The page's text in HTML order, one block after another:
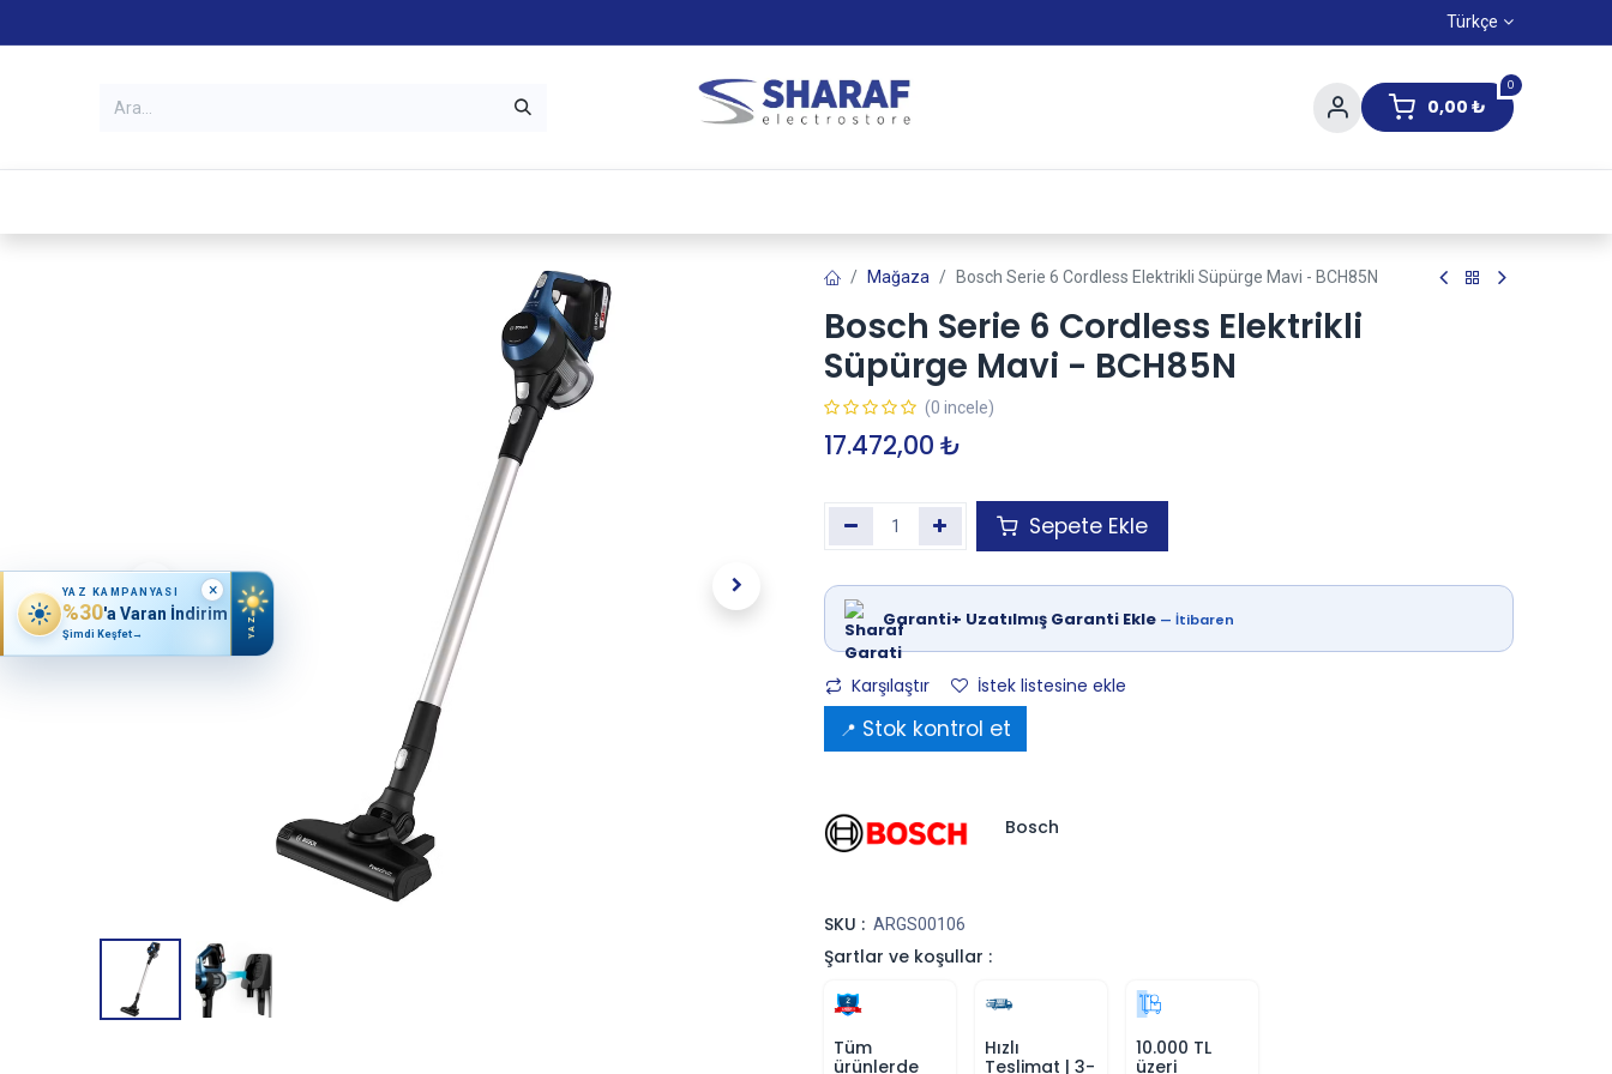
Türkçe
0
0,00 ₺
Mağaza Bosch Serie 6 Cordless Elektrikli Süpürge Mavi - BCH85N
Bosch Serie 6 Cordless Elektrikli
Süpürge Mavi - BCH85N
(0 incele)
17.472,00 ₺
Sepete Ekle
Garanti+ Uzatılmış Garanti Ekle — İtibaren
Karşılaştır
İstek listesine ekle
📍 Stok kontrol et
Bosch
SKU : ARGS00106
Şartlar ve koşullar :
Tüm
ürünlerde
Hızlı
Teslimat | 3-
10.000 TL
üzeri
YAZ KAMPANYASI
%30'a Varan İndirim
Şimdi Keşfet→ YAZ
×